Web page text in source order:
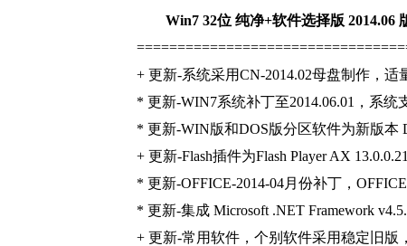
Win7 32位 纯净+软件选择版 2014.06
+ 更新-系统采用CN-2014.02母盘制作，
* 更新-WIN7系统补丁至2014.06.01，系统
* 更新-WIN版和DOS版分区软件为新版本
+ 更新-Flash插件为Flash Player AX
* 更新-OFFICE-2014-04月份补丁，
* 更新-集成 Microsoft .NET Framework
+ 更新-常用软件，个别软件采用稳定旧版